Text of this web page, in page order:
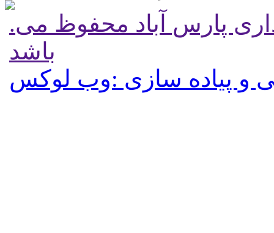
.تمامی حقوق برای پایگاه شهرداری پارس آباد محفوظ می
باشد
و پیاده سازی :وب لوکس